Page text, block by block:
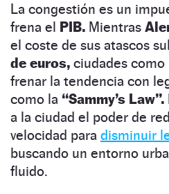
La congestión es un
frena el PIB. Mientras
el coste de sus atascos
de euros, ciudades como
frenar la tendencia con
como la “Sammy’s Law”.
a la ciudad el poder de
velocidad para disminuir
buscando un entorno
fluido.